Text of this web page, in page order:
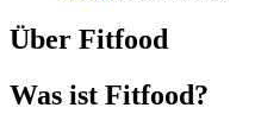
Über Fitfood
Was ist Fitfood?